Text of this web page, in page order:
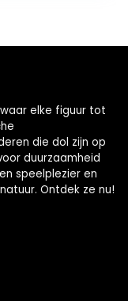
elke figuur tot
die dol zijn op
duurzaamheid
speelplezier en
Ontdek ze nu!